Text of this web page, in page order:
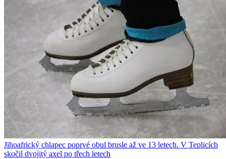
Jihoafrický chlapec poprvé obul brusle až ve 13 letech. V Teplicích
skočil dvojitý axel po třech letech